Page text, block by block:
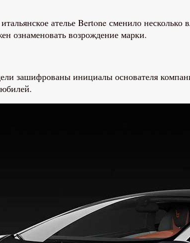
ателье Bertone сменило
ознаменовать возрождение марки.
зашифрованы инициалы основателя